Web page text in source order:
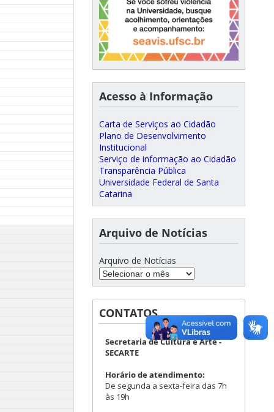
Acesso à Informação
Carta de Serviços ao Cidadão
Plano de Desenvolvimento
Institucional
Serviço de informação ao Cidadão
Transparência Pública
Universidade Federal de Santa
Catarina
Arquivo de Notícias
Arquivo de Notícias
CONTATOS
Secretaria de Cultura e Arte -
SECARTE
Horário de atendimento:
De segunda a sexta-feira das 7h
às 19h